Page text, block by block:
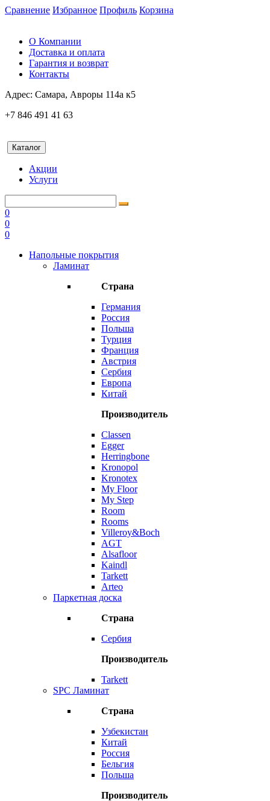
Сравнение Избранное Профиль Корзина
О Компании
Доставка и оплата
Гарантия и возврат
Контакты
Адрес: Самара, Авроры 114а к5
+7 846 491 41 63
Каталог
Акции
Услуги
0
0
0
Напольные покрытия
Ламинат
Страна
Германия
Россия
Польша
Турция
Франция
Австрия
Сербия
Европа
Китай
Производитель
Classen
Egger
Herringbone
Kronopol
Kronotex
My Floor
My Step
Room
Rooms
Villeroy&Boch
AGT
Alsafloor
Kaindl
Tarkett
Arteo
Паркетная доска
Страна
Сербия
Производитель
Tarkett
SPC Ламинат
Страна
Узбекистан
Китай
Россия
Бельгия
Польша
Производитель